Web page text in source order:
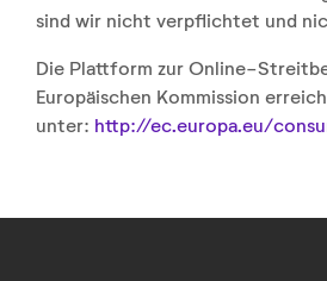
sind wir nicht verpflichtet und
Die Plattform zur Online-
Europäischen Kommission
unter: http://ec.europa.eu/